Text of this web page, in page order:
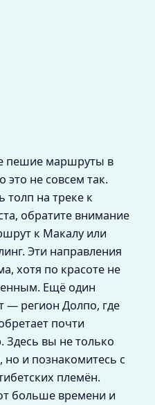
пешие маршруты в
не совсем так.
толп на треке к
обратите внимание
к Макалу или
Эти направления
хотя по красоте не
Ещё один
— регион Долпо, где
почти
Здесь вы не только
но и познакомитесь с
племён.
больше времени и